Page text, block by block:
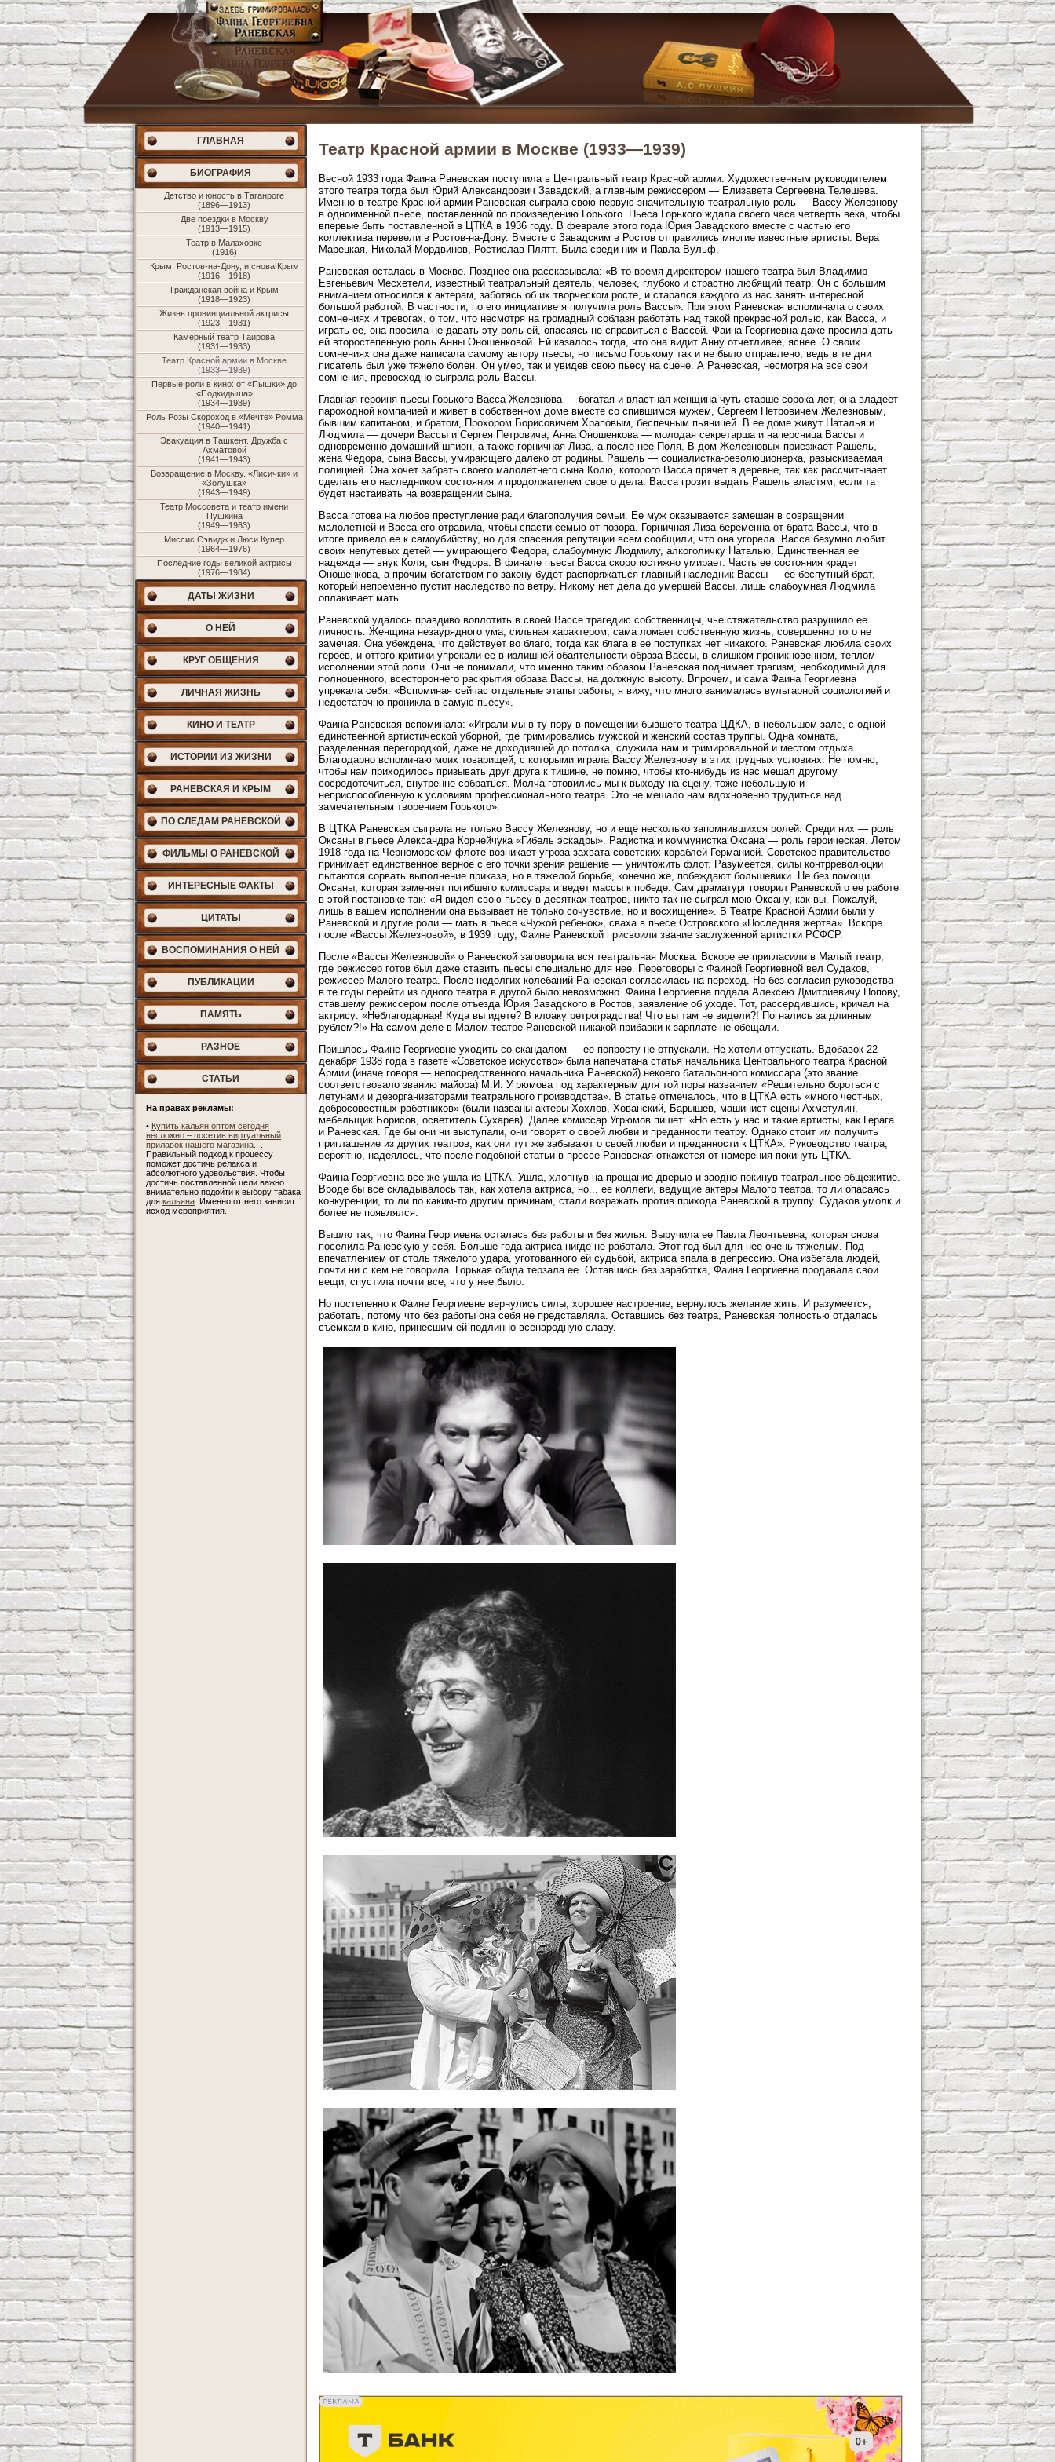
ГЛАВНАЯ
БИОГРАФИЯ
Детство и юность в Таганроге
(1896—1913)
Две поездки в Москву
(1913—1915)
Театр в Малаховке
(1916)
Крым, Ростов-на-Дону, и снова Крым
(1916—1918)
Гражданская война и Крым
(1918—1923)
Жизнь провинциальной актрисы
(1923—1931)
Камерный театр Таирова
(1931—1933)
Театр Красной армии в Москве
(1933—1939)
Первые роли в кино: от «Пышки» до
«Подкидыша»
(1934—1939)
Роль Розы Скороход в «Мечте» Ромма
(1940—1941)
Эвакуация в Ташкент. Дружба с
Ахматовой
(1941—1943)
Возвращение в Москву. «Лисички» и
«Золушка»
(1943—1949)
Театр Моссовета и театр имени
Пушкина
(1949—1963)
Миссис Сэвидж и Люси Купер
(1964—1976)
Последние годы великой актрисы
(1976—1984)
ДАТЫ ЖИЗНИ
О НЕЙ
КРУГ ОБЩЕНИЯ
ЛИЧНАЯ ЖИЗНЬ
КИНО И ТЕАТР
ИСТОРИИ ИЗ ЖИЗНИ
РАНЕВСКАЯ И КРЫМ
ПО СЛЕДАМ РАНЕВСКОЙ
ФИЛЬМЫ О РАНЕВСКОЙ
ИНТЕРЕСНЫЕ ФАКТЫ
ЦИТАТЫ
ВОСПОМИНАНИЯ О НЕЙ
ПУБЛИКАЦИИ
ПАМЯТЬ
РАЗНОЕ
СТАТЬИ
На правах рекламы:
• Купить кальян оптом сегодня
несложно – посетив виртуальный
прилавок нашего магазина..
Правильный подход к процессу
поможет достичь релакса и
абсолютного удовольствия. Чтобы
достичь поставленной цели важно
внимательно подойти к выбору табака
для кальяна . Именно от него зависит
исход мероприятия.
Театр Красной армии в Москве (1933—1939)
Весной 1933 года Фаина Раневская поступила в Центральный театр Красной армии. Художественным руководителем
этого театра тогда был Юрий Александрович Завадский, а главным режиссером — Елизавета Сергеевна Телешева.
Именно в театре Красной армии Раневская сыграла свою первую значительную театральную роль — Вассу Железнову
в одноименной пьесе, поставленной по произведению Горького. Пьеса Горького ждала своего часа четверть века, чтобы
впервые быть поставленной в ЦТКА в 1936 году. В феврале этого года Юрия Завадского вместе с частью его
коллектива перевели в Ростов-на-Дону. Вместе с Завадским в Ростов отправились многие известные артисты: Вера
Марецкая, Николай Мордвинов, Ростислав Плятт. Была среди них и Павла Вульф.
Раневская осталась в Москве. Позднее она рассказывала: «В то время директором нашего театра был Владимир
Евгеньевич Месхетели, известный театральный деятель, человек, глубоко и страстно любящий театр. Он с большим
вниманием относился к актерам, заботясь об их творческом росте, и старался каждого из нас занять интересной
большой работой. В частности, по его инициативе я получила роль Вассы». При этом Раневская вспоминала о своих
сомнениях и тревогах, о том, что несмотря на громадный соблазн работать над такой прекрасной ролью, как Васса, и
играть ее, она просила не давать эту роль ей, опасаясь не справиться с Вассой. Фаина Георгиевна даже просила дать
ей второстепенную роль Анны Оношенковой. Ей казалось тогда, что она видит Анну отчетливее, яснее. О своих
сомнениях она даже написала самому автору пьесы, но письмо Горькому так и не было отправлено, ведь в те дни
писатель был уже тяжело болен. Он умер, так и увидев свою пьесу на сцене. А Раневская, несмотря на все свои
сомнения, превосходно сыграла роль Вассы.
Главная героиня пьесы Горького Васса Железнова — богатая и властная женщина чуть старше сорока лет, она владеет
пароходной компанией и живет в собственном доме вместе со спившимся мужем, Сергеем Петровичем Железновым,
бывшим капитаном, и братом, Прохором Борисовичем Храповым, беспечным пьяницей. В ее доме живут Наталья и
Людмила — дочери Вассы и Сергея Петровича, Анна Оношенкова — молодая секретарша и наперсница Вассы и
одновременно домашний шпион, а также горничная Лиза, а после нее Поля. В дом Железновых приезжает Рашель,
жена Федора, сына Вассы, умирающего далеко от родины. Рашель — социалистка-революционерка, разыскиваемая
полицией. Она хочет забрать своего малолетнего сына Колю, которого Васса прячет в деревне, так как рассчитывает
сделать его наследником состояния и продолжателем своего дела. Васса грозит выдать Рашель властям, если та
будет настаивать на возвращении сына.
Васса готова на любое преступление ради благополучия семьи. Ее муж оказывается замешан в совращении
малолетней и Васса его отравила, чтобы спасти семью от позора. Горничная Лиза беременна от брата Вассы, что в
итоге привело ее к самоубийству, но для спасения репутации всем сообщили, что она угорела. Васса безумно любит
своих непутевых детей — умирающего Федора, слабоумную Людмилу, алкоголичку Наталью. Единственная ее
надежда — внук Коля, сын Федора. В финале пьесы Васса скоропостижно умирает. Часть ее состояния крадет
Оношенкова, а прочим богатством по закону будет распоряжаться главный наследник Вассы — ее беспутный брат,
который непременно пустит наследство по ветру. Никому нет дела до умершей Вассы, лишь слабоумная Людмила
оплакивает мать.
Раневской удалось правдиво воплотить в своей Вассе трагедию собственницы, чье стяжательство разрушило ее
личность. Женщина незаурядного ума, сильная характером, сама ломает собственную жизнь, совершенно того не
замечая. Она убеждена, что действует во благо, тогда как блага в ее поступках нет никакого. Раневская любила своих
героев, и оттого критики упрекали ее в излишней обаятельности образа Вассы, в слишком проникновенном, теплом
исполнении этой роли. Они не понимали, что именно таким образом Раневская поднимает трагизм, необходимый для
полноценного, всестороннего раскрытия образа Вассы, на должную высоту. Впрочем, и сама Фаина Георгиевна
упрекала себя: «Вспоминая сейчас отдельные этапы работы, я вижу, что много занималась вульгарной социологией и
недостаточно проникла в самую пьесу».
Фаина Раневская вспоминала: «Играли мы в ту пору в помещении бывшего театра ЦДКА, в небольшом зале, с одной-
единственной артистической уборной, где гримировались мужской и женский состав труппы. Одна комната,
разделенная перегородкой, даже не доходившей до потолка, служила нам и гримировальной и местом отдыха.
Благодарно вспоминаю моих товарищей, с которыми играла Вассу Железнову в этих трудных условиях. Не помню,
чтобы нам приходилось призывать друг друга к тишине, не помню, чтобы кто-нибудь из нас мешал другому
сосредоточиться, внутренне собраться. Молча готовились мы к выходу на сцену, тоже небольшую и
неприспособленную к условиям профессионального театра. Это не мешало нам вдохновенно трудиться над
замечательным творением Горького».
В ЦТКА Раневская сыграла не только Вассу Железнову, но и еще несколько запомнившихся ролей. Среди них — роль
Оксаны в пьесе Александра Корнейчука «Гибель эскадры». Радистка и коммунистка Оксана — роль героическая. Летом
1918 года на Черноморском флоте возникает угроза захвата советских кораблей Германией. Советское правительство
принимает единственное верное с его точки зрения решение — уничтожить флот. Разумеется, силы контрреволюции
пытаются сорвать выполнение приказа, но в тяжелой борьбе, конечно же, побеждают большевики. Не без помощи
Оксаны, которая заменяет погибшего комиссара и ведет массы к победе. Сам драматург говорил Раневской о ее работе
в этой постановке так: «Я видел свою пьесу в десятках театров, никто так не сыграл мою Оксану, как вы. Пожалуй,
лишь в вашем исполнении она вызывает не только сочувствие, но и восхищение». В Театре Красной Армии были у
Раневской и другие роли — мать в пьесе «Чужой ребенок», сваха в пьесе Островского «Последняя жертва». Вскоре
после «Вассы Железновой», в 1939 году, Фаине Раневской присвоили звание заслуженной артистки РСФСР.
После «Вассы Железновой» о Раневской заговорила вся театральная Москва. Вскоре ее пригласили в Малый театр,
где режиссер готов был даже ставить пьесы специально для нее. Переговоры с Фаиной Георгиевной вел Судаков,
режиссер Малого театра. После недолгих колебаний Раневская согласилась на переход. Но без согласия руководства
в те годы перейти из одного театра в другой было невозможно. Фаина Георгиевна подала Алексею Дмитриевичу Попову,
ставшему режиссером после отъезда Юрия Завадского в Ростов, заявление об уходе. Тот, рассердившись, кричал на
актрису: «Неблагодарная! Куда вы идете? В клоаку ретроградства! Что вы там не видели?! Погнались за длинным
рублем?!» На самом деле в Малом театре Раневской никакой прибавки к зарплате не обещали.
Пришлось Фаине Георгиевне уходить со скандалом — ее попросту не отпускали. Не хотели отпускать. Вдобавок 22
декабря 1938 года в газете «Советское искусство» была напечатана статья начальника Центрального театра Красной
Армии (иначе говоря — непосредственного начальника Раневской) некоего батальонного комиссара (это звание
соответствовало званию майора) М.И. Угрюмова под характерным для той поры названием «Решительно бороться с
летунами и дезорганизаторами театрального производства». В статье отмечалось, что в ЦТКА есть «много честных,
добросовестных работников» (были названы актеры Хохлов, Хованский, Барышев, машинист сцены Ахметулин,
мебельщик Борисов, осветитель Сухарев). Далее комиссар Угрюмов пишет: «Но есть у нас и такие артисты, как Герага
и Раневская. Где бы они ни выступали, они говорят о своей любви и преданности театру. Однако стоит им получить
приглашение из других театров, как они тут же забывают о своей любви и преданности к ЦТКА». Руководство театра,
вероятно, надеялось, что после подобной статьи в прессе Раневская откажется от намерения покинуть ЦТКА.
Фаина Георгиевна все же ушла из ЦТКА. Ушла, хлопнув на прощание дверью и заодно покинув театральное общежитие.
Вроде бы все складывалось так, как хотела актриса, но... ее коллеги, ведущие актеры Малого театра, то ли опасаясь
конкуренции, то ли по каким-то другим причинам, стали возражать против прихода Раневской в труппу. Судаков умолк и
более не появлялся.
Вышло так, что Фаина Георгиевна осталась без работы и без жилья. Выручила ее Павла Леонтьевна, которая снова
поселила Раневскую у себя. Больше года актриса нигде не работала. Этот год был для нее очень тяжелым. Под
впечатлением от столь тяжелого удара, уготованного ей судьбой, актриса впала в депрессию. Она избегала людей,
почти ни с кем не говорила. Горькая обида терзала ее. Оставшись без заработка, Фаина Георгиевна продавала свои
вещи, спустила почти все, что у нее было.
Но постепенно к Фаине Георгиевне вернулись силы, хорошее настроение, вернулось желание жить. И разумеется,
работать, потому что без работы она себя не представляла. Оставшись без театра, Раневская полностью отдалась
съемкам в кино, принесшим ей подлинно всенародную славу.